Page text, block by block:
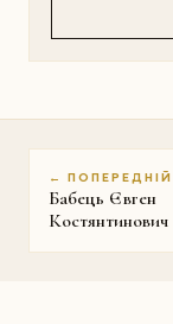
← ПОПЕРЕДНІЙ
Бабець Євген
Костянтинович